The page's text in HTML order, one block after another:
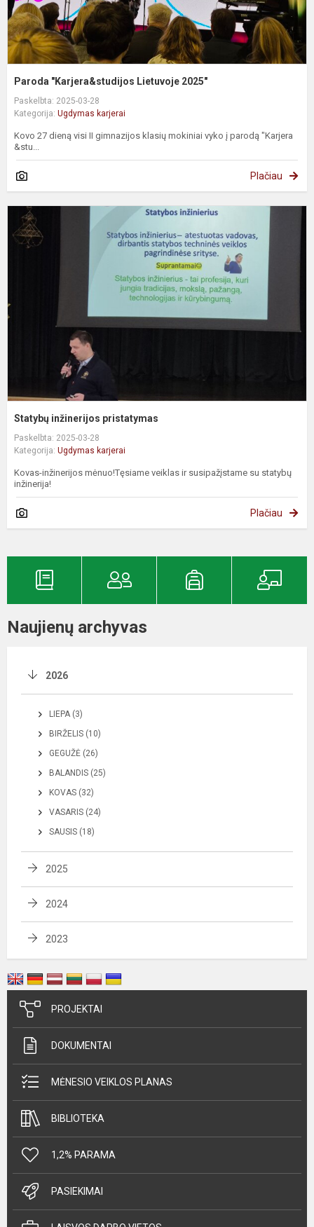
Paroda "Karjera&studijos Lietuvoje 2025"
Paskelbta: 2025-03-28
Kategorija: Ugdymas karjerai
Kovo 27 dieną visi II gimnazijos klasių mokiniai vyko į parodą "Karjera
&stu...
Plačiau
Statybų inžinerijos pristatymas
Paskelbta: 2025-03-28
Kategorija: Ugdymas karjerai
Kovas-inžinerijos mėnuo!Tęsiame veiklas ir susipažįstame su statybų
inžinerija!
Plačiau
Naujienų archyvas
2026
LIEPA (3)
BIRŽELIS (10)
GEGUŽĖ (26)
BALANDIS (25)
KOVAS (32)
VASARIS (24)
SAUSIS (18)
2025
2024
2023
PROJEKTAI
DOKUMENTAI
MĖNESIO VEIKLOS PLANAS
BIBLIOTEKA
1,2% PARAMA
PASIEKIMAI